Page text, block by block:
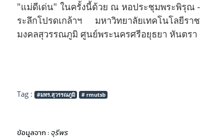
"แม่ดีเด่น" ในครั้งนี้ด้วย ณ หอประชุมพระพิรุณ -
ระลึกโปรดเกล้าฯ มหาวิทยาลัยเทคโนโลยีราช
มงคลสุวรรณภูมิ ศูนย์พระนครศรีอยุธยา หันตรา
Tag : #มทร.สุวรรณภูมิ # rmutsb
ข้อมูลจาก :จุรีพร